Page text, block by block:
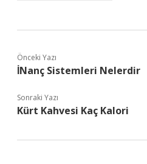
Önceki Yazı
İNanç Sistemleri Nelerdir
Sonraki Yazı
Kürt Kahvesi Kaç Kalori